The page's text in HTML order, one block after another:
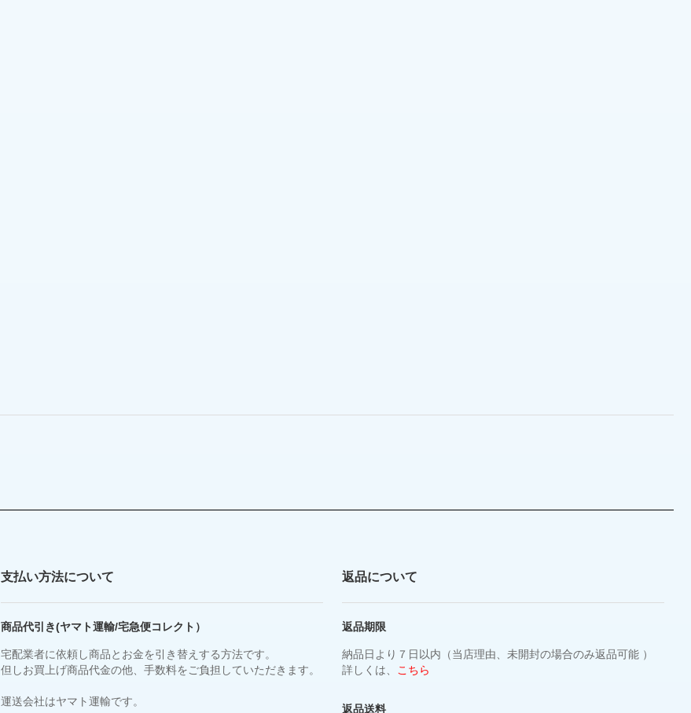
支払い方法について
商品代引き(ヤマト運輸/宅急便コレクト）
宅配業者に依頼し商品とお金を引き替えする方法です。
但しお買上げ商品代金の他、手数料をご負担していただきます。
運送会社はヤマト運輸です。
返品について
返品期限
納品日より７日以内（当店理由、未開封の場合のみ返品可能 ）
詳しくは、
こちら
返品送料